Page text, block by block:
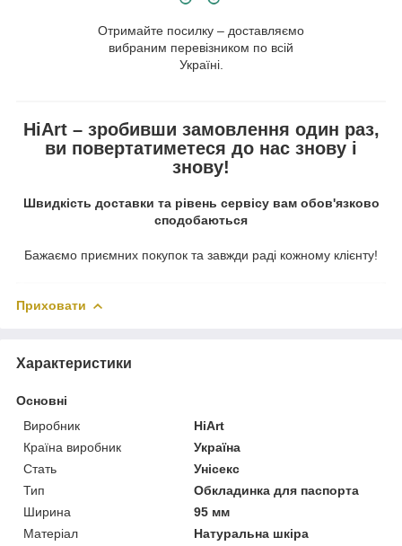
Отримайте посилку – доставляємо
вибраним перевізником по всій
Україні.
HiArt – зробивши замовлення один раз,
ви повертатиметеся до нас знову і
знову!
Швидкість доставки та рівень сервісу вам обов'язково
сподобаються
Бажаємо приємних покупок та завжди раді кожному клієнту!
Приховати
Характеристики
Основні
Виробник
HiArt
Країна виробник
Україна
Стать
Унісекс
Тип
Обкладинка для паспорта
Ширина
95 мм
Матеріал
Натуральна шкіра